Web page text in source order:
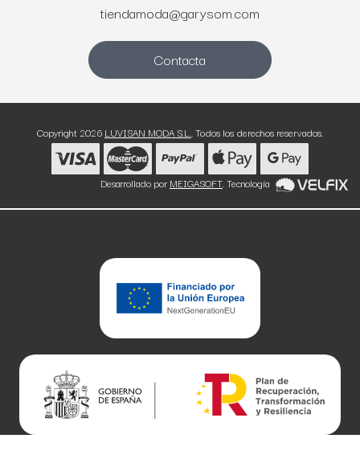
tiendamoda@garysom.com
Contacta
Copyright 2026 LUVISAN MODA S.L.. Todos los derechos reservados.
Desarrollado por MEIGASOFT. Tecnología